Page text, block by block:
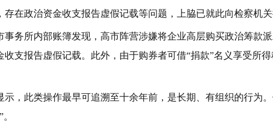
存在政治资金收支报告虚假记载等问题，上脇已就此向检察机关
事务所内部账簿发现，高市阵营涉嫌将企业高层购买政治筹款
收支报告虚假记载。此外，由于购券者可借“捐款”名义享受所
示，此类操作最早可追溯至十余年前，是长期、有组织的行为